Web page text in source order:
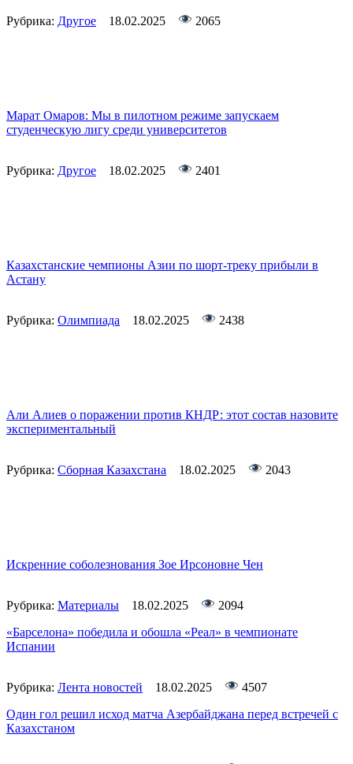
Рубрика: Другое 18.02.2025 2065
Марат Омаров: Мы в пилотном режиме запускаем
студенческую лигу среди университетов
Рубрика: Другое 18.02.2025 2401
Казахстанские чемпионы Азии по шорт-треку прибыли в
Астану
Рубрика: Олимпиада 18.02.2025 2438
Али Алиев о поражении против КНДР: этот состав назовите
экспериментальный
Рубрика: Сборная Казахстана 18.02.2025 2043
Искренние соболезнования Зое Ирсоновне Чен
Рубрика: Материалы 18.02.2025
2094
«Барселона» победила и обошла «Реал» в чемпионате
Испании
Рубрика: Лента новостей 18.02.2025
4507
Один гол решил исход матча Азербайджана перед встречей с
Казахстаном